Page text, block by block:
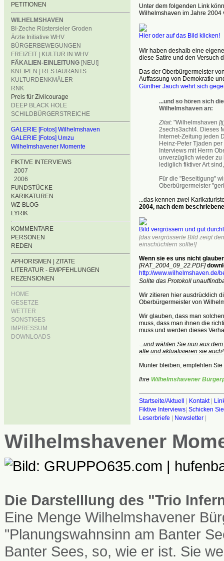
PETITIONEN
WILHELMSHAVEN
BI-Zeche Rüstersieler Groden
Ärzte Initiative WHV
BÜRGERBEWEGUNGEN
FREIZEIT | KULTUR IN WHV
FÄKALIEN-EINLEITUNG [NEU!]
KNEIPEN | RESTAURANTS
KULTURDENKMÄLER
RNK
Preis für Zivilcourage
DEEP BLACK HOLE
SCHILDBÜRGERSTREICHE
GALERIE [Fotos] Wilhelmshaven
GALERIE [Fotos] Umzu
Wilhelmshavener Momente
FIKTIVE INTERVIEWS
2007
2006
FUNDSTÜCKE
KARIKATUREN
WZ-BLOG
LYRIK
KOMMENTARE
PERSONEN
REDEN
APHORISMEN | ZITATE
LITERATUR - EMPFEHLUNGEN
REZENSIONEN
HOME
GESETZE
WETTER
SONSTIGES
IMPRESSUM
DOWNLOADS
Unter dem folgenden Link
Wilhelmshaven im Jahre 2004
Hier oder auf das Bild klicken!
Wir haben deshalb eine
diese Satire und den Versuch
Das der Oberbürgermeister
Auffassung von Demokratie
Günther Jauch wehrt sich
...und so hören sich
Wilhelmshaven an:
Zitat:"Wilhelmshaven
2sechs3acht4. Dieses
Internet-Zeitung jeden
Heinz-Peter Tjaden
Interviews mit Herrn
unverzüglich wieder zu
lediglich fiktiver Art
Für die "Beseitigung"
Oberbürgermeister
...das kennen zwei
2004, nach dem
Bild vergrössern und gut
[das vergrösserte Bild zeigt
einschüchtern sollte!]
Wenn sie es uns nicht
[RAT_2004_09_22.PDF]
http://www.wilhelmshaven.de/
Sollte das Protokoll
Wir zitieren hier ausdrücklich
Oberbürgermeister von
Wir glauben, dass man
muss, dass man ihnen die
muss und werden dieses
...und wählen Sie nun aus
alle und aktualisieren sie auch!
Munter bleiben, empfehlen
Ihre Wilhelmshavener
Startseite/Aktuell | Kontakt|
Fiktive Interviews| Schicken
Leserbriefe | Newsletter|
Wilhelmshavener
Die Darstelllung des "Trio
Eine Menge Wilhelmshavener
"Planungswahnsinn am Banter
Banter Sees, so, wie er ist. Sie